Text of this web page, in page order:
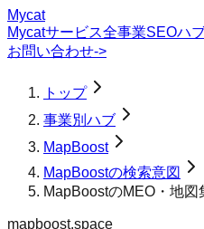
Mycat
Mycatサービス全事業SEOハ
お問い合わせ->
トップ
事業別ハブ
MapBoost
MapBoostの検索意図
MapBoostのMEO・地図
mapboost.space